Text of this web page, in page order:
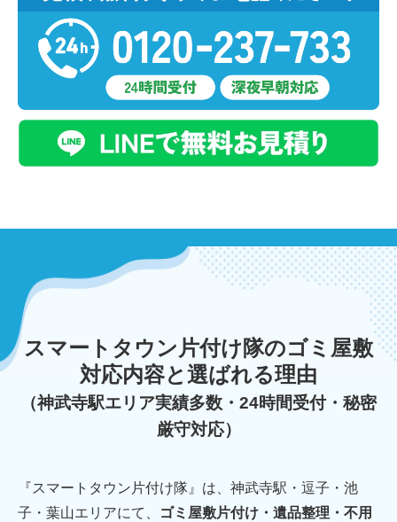
スマートタウン片付け隊のゴミ屋敷
対応内容と選ばれる理由
（神武寺駅エリア実績多数・24時間受付・秘密
厳守対応）
『スマートタウン片付け隊』は、神武寺駅・逗子・池
子・葉山エリアにて、
ゴミ屋敷片付け・遺品整理・不用